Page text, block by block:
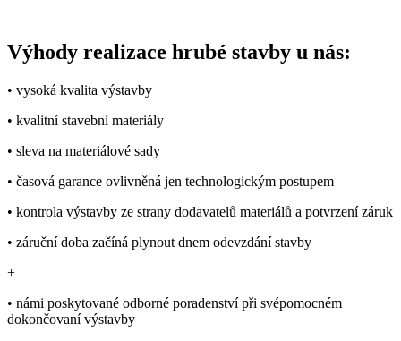
Výhody realizace hrubé stavby u nás:
• vysoká kvalita výstavby
• kvalitní stavební materiály
• sleva na materiálové sady
• časová garance ovlivněná jen technologickým postupem
• kontrola výstavby ze strany dodavatelů materiálů a potvrzení záruk
• záruční doba začíná plynout dnem odevzdání stavby
+
• námi poskytované odborné poradenství při svépomocném
dokončovaní výstavby